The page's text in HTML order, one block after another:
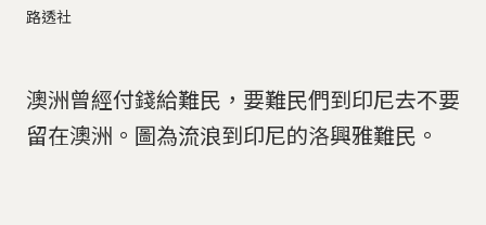
路透社
澳洲曾經付錢給難民，要難民們到印尼去不要
留在澳洲。圖為流浪到印尼的洛興雅難民。